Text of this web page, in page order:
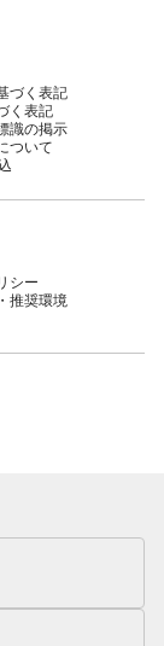
づく表記
く表記
識の掲示
ついて
シー
推奨環境